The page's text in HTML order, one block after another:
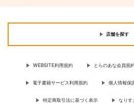
店舗を探す
WEBSITE利用規約 とらのあな会員規
電子書籍サービス利用規約 個人情報保
特定商取引法に基づく表示 なりす